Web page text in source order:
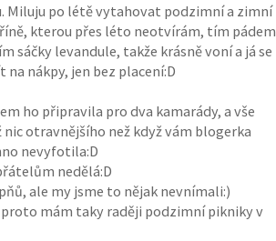
Miluju po létě vytahovat podzimní a zimní
kterou přes léto neotvírám, tím pádem
sáčky levandule, takže krásně voní a já se
nákpy, jen bez placení:D
ho připravila pro dva kamarády, a vše
otravnějšího než když vám blogerka
nevyfotila:D
nedělá:D
ale my jsme to nějak nevnímali:)
mám taky raději podzimní pikniky v